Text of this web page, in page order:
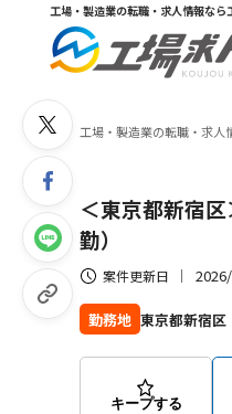
工場・製造業の転職・求人情報なら
工場・製造業の転職・求人
＜東京都新宿
勤）
案件更新日
勤務地 東京都新宿区
キープする